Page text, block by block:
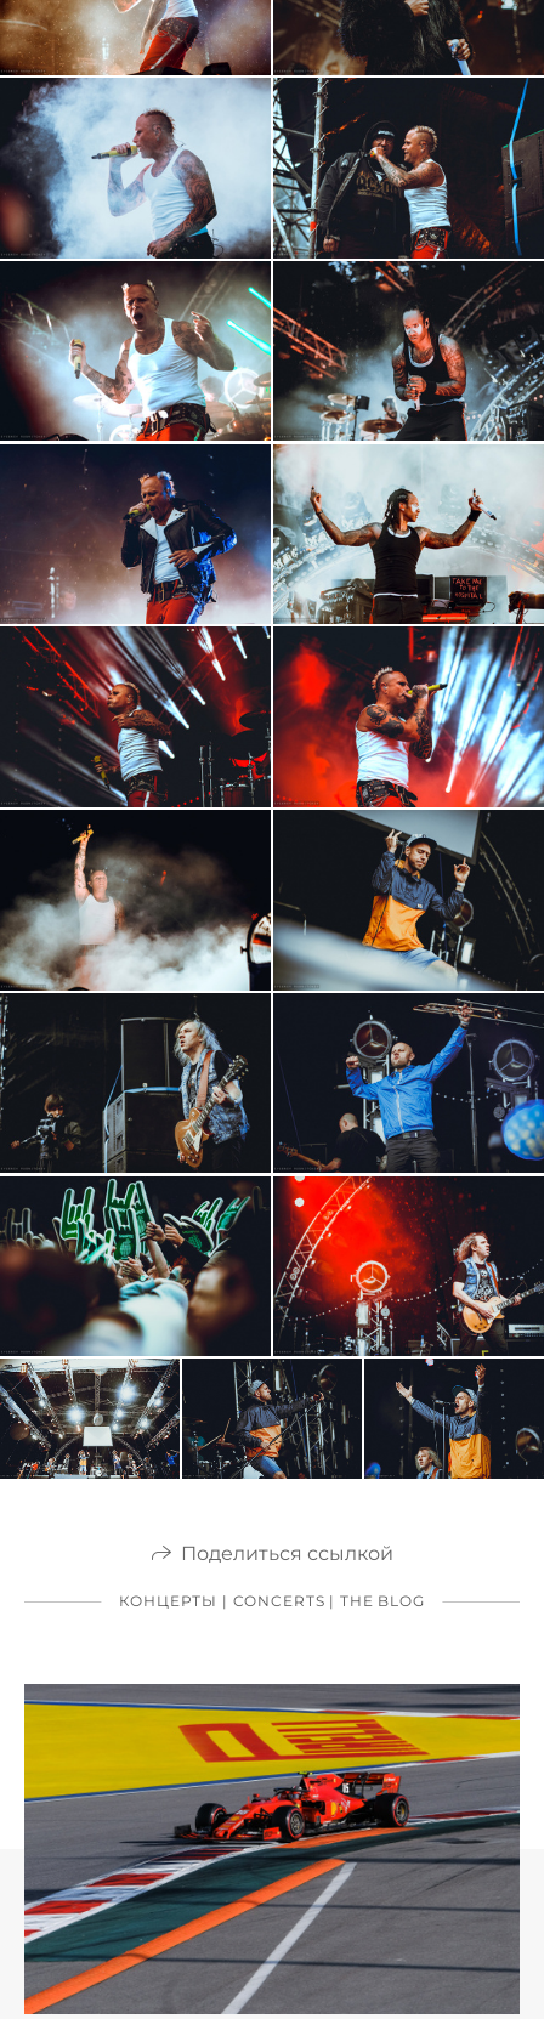
Поделиться ссылкой
КОНЦЕРТЫ | CONCERTS | THE BLOG